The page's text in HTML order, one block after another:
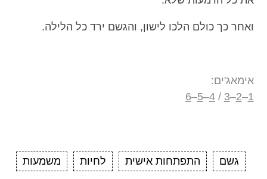
ואחר כך כולם הלכו לישון, והגשם ירד כל הלילה.
אימאג'ים:
1
–
2
–
3
/
4
–
5
–
6
גשם התפתחות אישית לחיות משמעות